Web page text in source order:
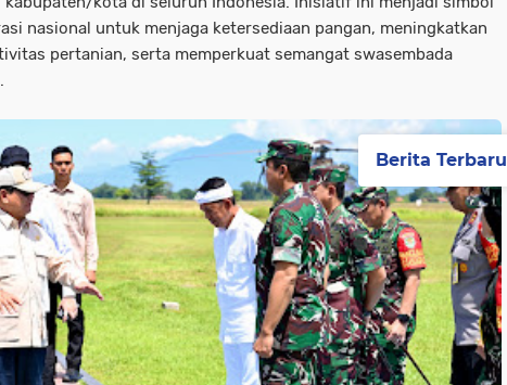
nasional untuk menjaga ketersediaan pangan, meningkatkan
pertanian, serta memperkuat semangat swasembada
Berita Terbaru